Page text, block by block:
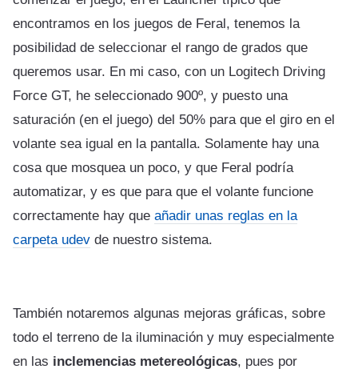
encontramos en los juegos de Feral, tenemos la
posibilidad de seleccionar el rango de grados que
queremos usar. En mi caso, con un Logitech Driving
Force GT, he seleccionado 900º, y puesto una
saturación (en el juego) del 50% para que el giro en el
volante sea igual en la pantalla. Solamente hay una
cosa que mosquea un poco, y que Feral podría
automatizar, y es que para que el volante funcione
correctamente hay que añadir unas reglas en la
carpeta udev de nuestro sistema.
También notaremos algunas mejoras gráficas, sobre
todo el terreno de la iluminación y muy especialmente
en las inclemencias metereológicas, pues por